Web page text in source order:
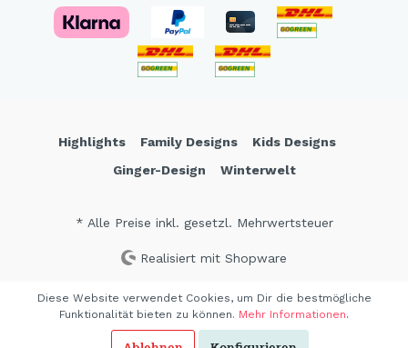
Highlights Family Designs
Kids Designs
Ginger-Design
Winterwelt
* Alle Preise inkl. gesetzl. Mehrwertsteuer
Realisiert mit Shopware
Diese Website verwendet Cookies, um Dir die bestmögliche
Funktionalität bieten zu können. Mehr Informationen.